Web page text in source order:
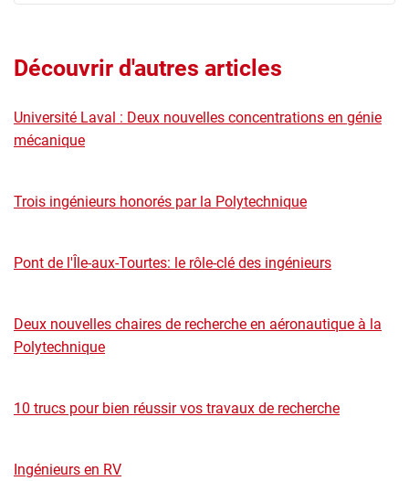
Découvrir d'autres articles
Université Laval : Deux nouvelles concentrations en génie
mécanique
Trois ingénieurs honorés par la Polytechnique
Pont de l'Île-aux-Tourtes: le rôle-clé des ingénieurs
Deux nouvelles chaires de recherche en aéronautique à la
Polytechnique
10 trucs pour bien réussir vos travaux de recherche
Ingénieurs en RV